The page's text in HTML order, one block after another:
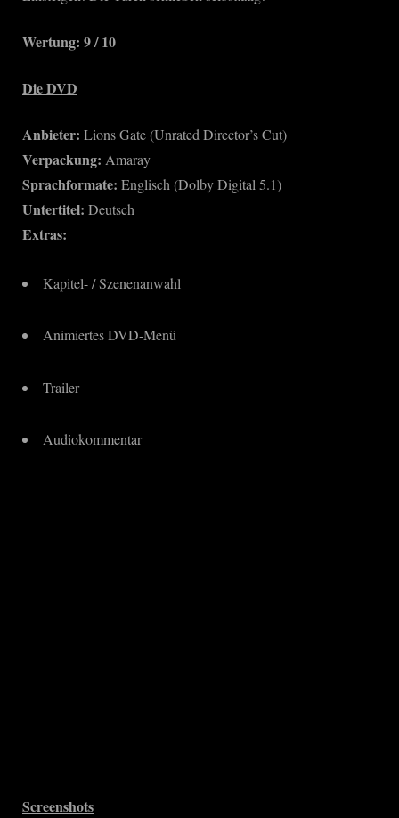
Wertung: 9 / 10
Die DVD
Anbieter: Lions Gate (Unrated Director’s Cut)
Verpackung: Amaray
Sprachformate: Englisch (Dolby Digital 5.1)
Untertitel: Deutsch
Extras:
Kapitel- / Szenenanwahl
Animiertes DVD-Menü
Trailer
Audiokommentar
Screenshots